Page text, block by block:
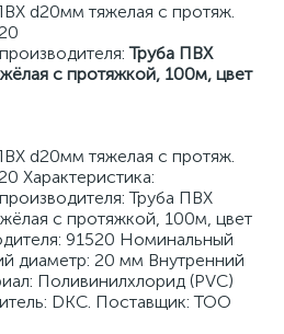
d20мм тяжелая с протяж.
Труба ПВХ
с протяжкой, 100м, цвет
d20мм тяжелая с протяж.
Характеристика:
Труба ПВХ
с протяжкой, 100м, цвет
91520 Номинальный
диаметр: 20 мм Внутренний
Поливинилхлорид (PVC)
DKC. Поставщик: ТОО